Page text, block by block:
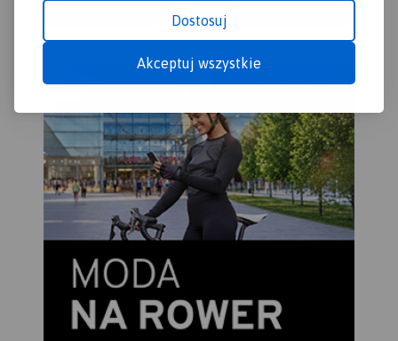
Dostosuj
Akceptuj wszystkie